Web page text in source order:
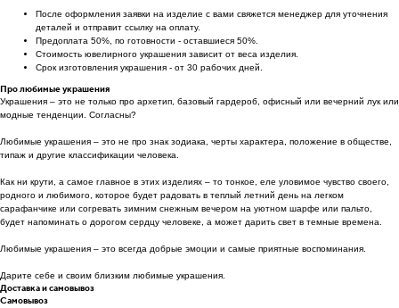
После оформления заявки на изделие с вами свяжется менеджер для уточнения
деталей и отправит ссылку на оплату.
Предоплата 50%, по готовности - оставшиеся 50%.
Стоимость ювелирного украшения зависит от веса изделия.
Срок изготовления украшения - от 30 рабочих дней.
Про любимые украшения
Украшения – это не только про архетип, базовый гардероб, офисный или вечерний лук или
модные тенденции. Согласны?
Любимые украшения – это не про знак зодиака, черты характера, положение в обществе,
типаж и другие классификации человека.
Как ни крути, а самое главное в этих изделиях – то тонкое, еле уловимое чувство своего,
родного и любимого, которое будет радовать в теплый летний день на легком
сарафанчике или согревать зимним снежным вечером на уютном шарфе или пальто,
будет напоминать о дорогом сердцу человеке, а может дарить свет в темные времена.
Любимые украшения – это всегда добрые эмоции и самые приятные воспоминания.
Дарите себе и своим близким любимые украшения.
Доставка и самовывоз
Самовывоз